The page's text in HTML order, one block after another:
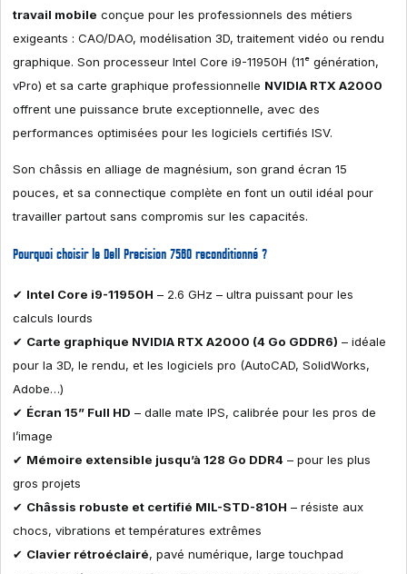
travail mobile conçue pour les professionnels des métiers
exigeants : CAO/DAO, modélisation 3D, traitement vidéo ou rendu
graphique. Son processeur Intel Core i9-11950H (11ᵉ génération,
vPro) et sa carte graphique professionnelle NVIDIA RTX A2000
offrent une puissance brute exceptionnelle, avec des
performances optimisées pour les logiciels certifiés ISV.
Son châssis en alliage de magnésium, son grand écran 15
pouces, et sa connectique complète en font un outil idéal pour
travailler partout sans compromis sur les capacités.
Pourquoi choisir le Dell Precision 7560 reconditionné ?
✔ Intel Core i9-11950H – 2.6 GHz – ultra puissant pour les
calculs lourds
✔ Carte graphique NVIDIA RTX A2000 (4 Go GDDR6) – idéale
pour la 3D, le rendu, et les logiciels pro (AutoCAD, SolidWorks,
Adobe…)
✔ Écran 15” Full HD – dalle mate IPS, calibrée pour les pros de
l’image
✔ Mémoire extensible jusqu’à 128 Go DDR4 – pour les plus
gros projets
✔ Châssis robuste et certifié MIL-STD-810H – résiste aux
chocs, vibrations et températures extrêmes
✔ Clavier rétroéclairé, pavé numérique, large touchpad